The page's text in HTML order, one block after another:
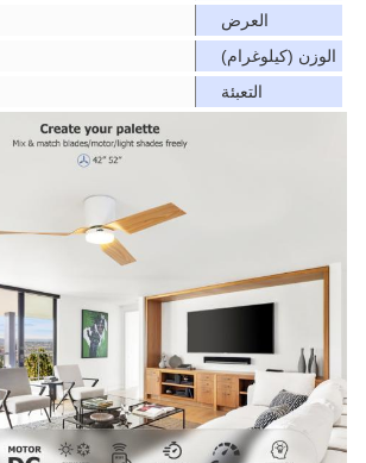
العرض
الوزن (كيلوغرام)
التعبئة